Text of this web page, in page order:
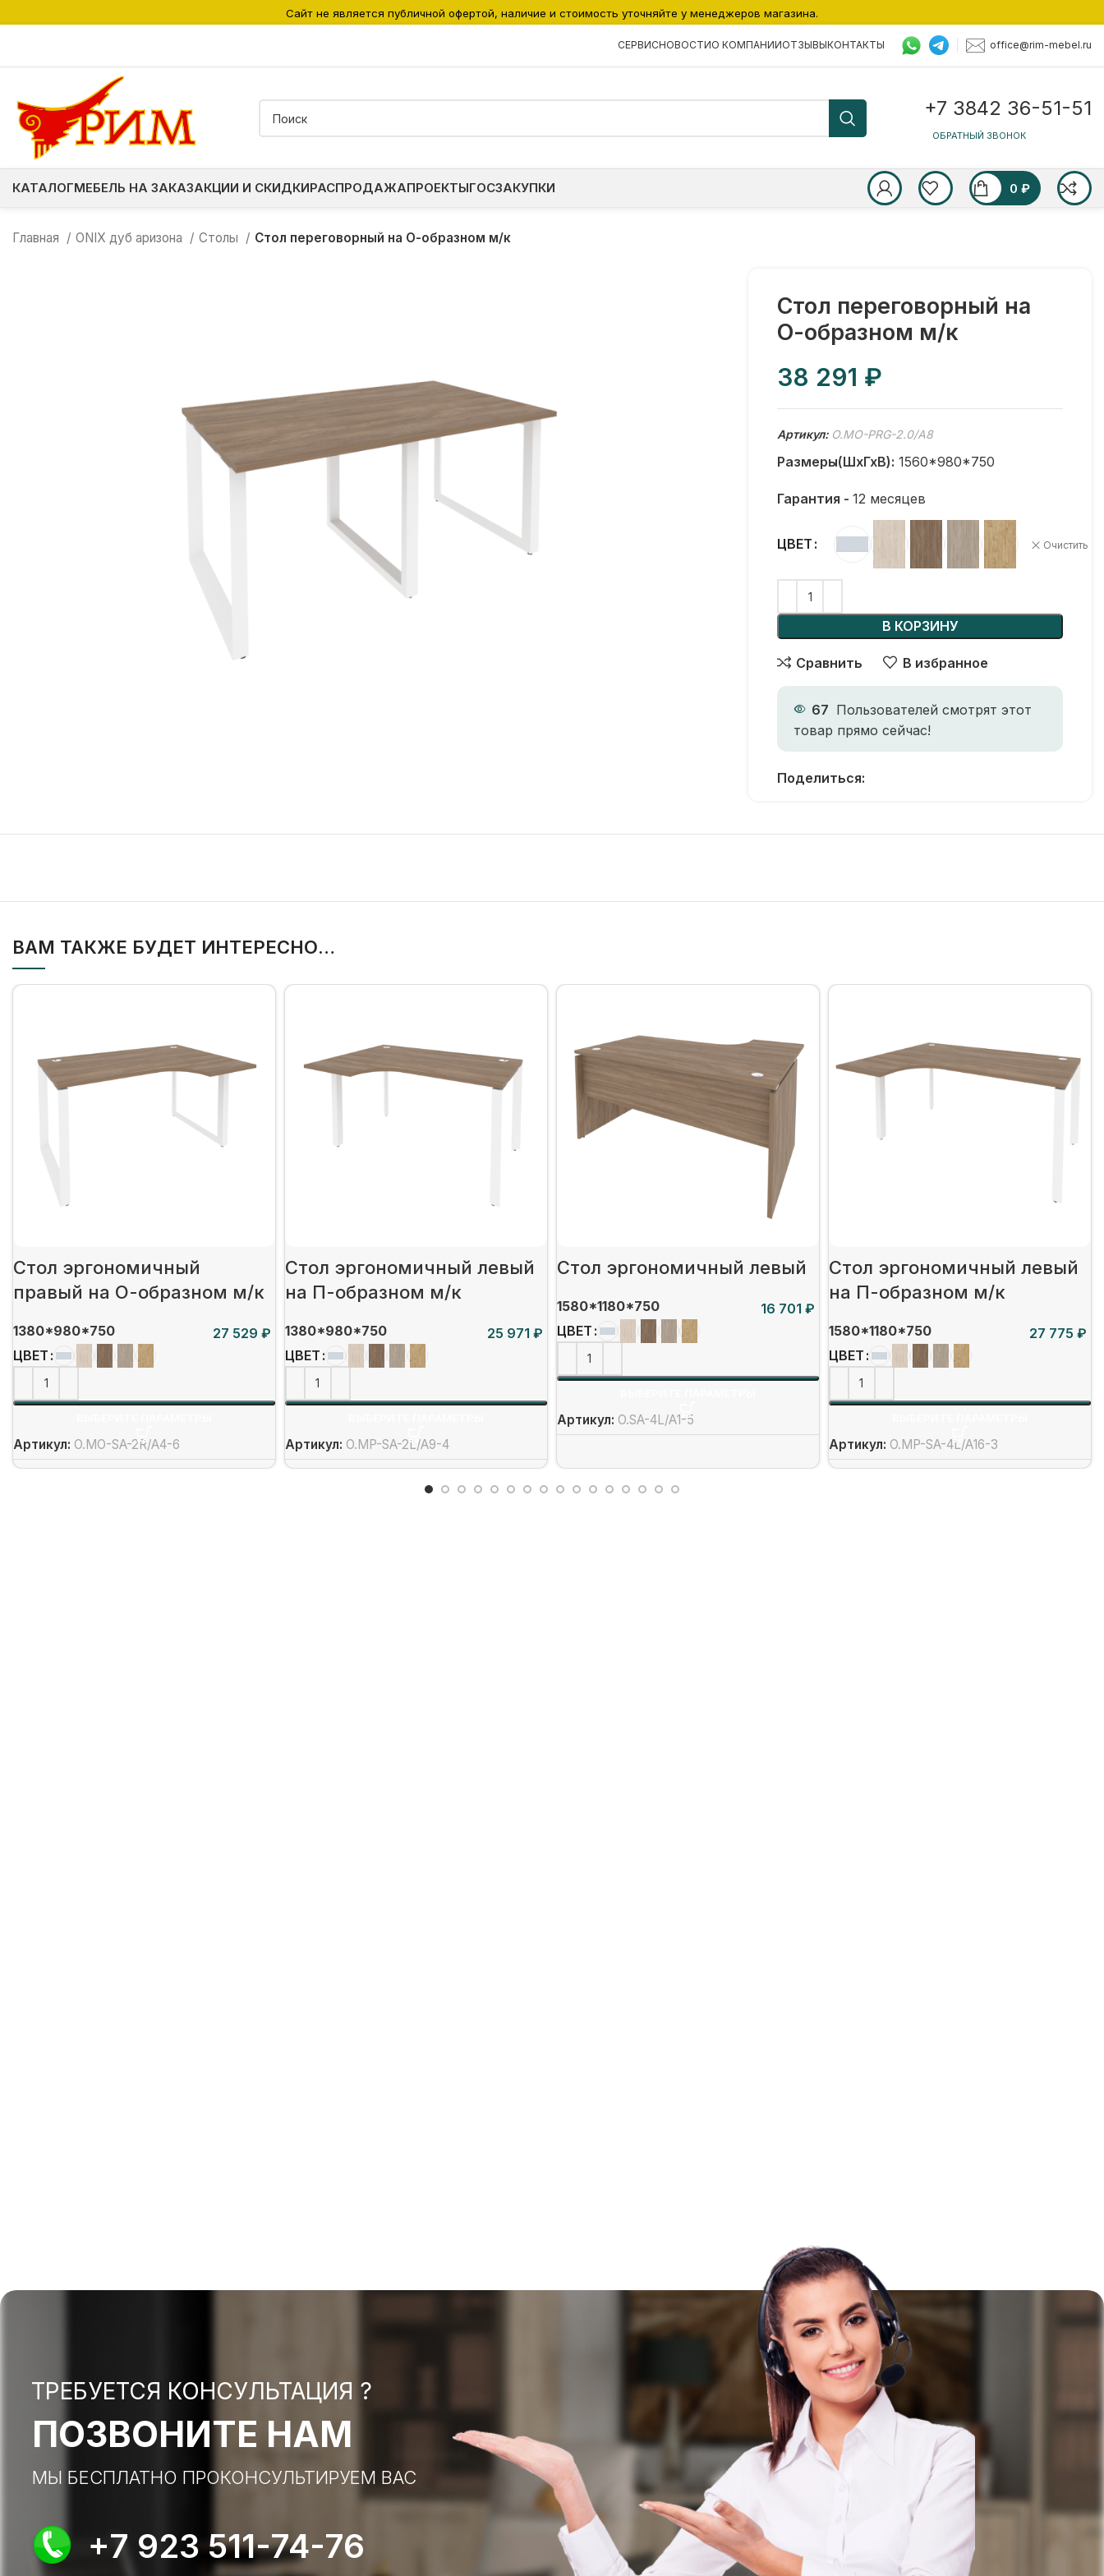
СЕРВИСНОВОСТИО КОМПАНИИОТЗЫВЫКОНТАКТЫ office@rim-mebel.ru
+7 3842 36-51-51
ОБРАТНЫЙ ЗВОНОК
КАТАЛОГМЕБЕЛЬ НА ЗАКАЗАКЦИИ И СКИДКИРАСПРОДАЖАПРОЕКТЫГОСЗАКУПКИ 0 ₽
Главная ONIX дуб аризона Столы Стол переговорный на О-образном м/к
Стол переговорный на
О-образном м/к
₽
Артикул: O.MO-PRG-2.0/А8
Размеры(ШхГхВ): 1560*980*750
Гарантия - 12 месяцев
ЦВЕТ Очистить
В КОРЗИНУ
Сравнить В избранное
67 Пользователей смотрят этот
товар прямо сейчас!
Поделиться:
ВАМ ТАКЖЕ БУДЕТ ИНТЕРЕСНО…
Стол эргономичный
правый на О-образном м/к
1380*980*750
₽
ЦВЕТ
Артикул: O.MO-SA-2R/А4-6
Стол эргономичный левый
на П-образном м/к
1380*980*750
₽
ЦВЕТ
Артикул: O.MP-SA-2L/А9-4
Стол эргономичный левый
1580*1180*750
₽
ЦВЕТ
Артикул: O.SA-4L/А1-5
Стол эргономичный левый
на П-образном м/к
1580*1180*750
₽
ЦВЕТ
Артикул: O.MP-SA-4L/А16-3
ТРЕБУЕТСЯ КОНСУЛЬТАЦИЯ ?
ПОЗВОНИТЕ НАМ
МЫ БЕСПЛАТНО ПРОКОНСУЛЬТИРУЕМ ВАС
+7 923 511-74-76
Сайт не является публичной офертой, наличие и стоимость уточняйте у менеджеров магазина.